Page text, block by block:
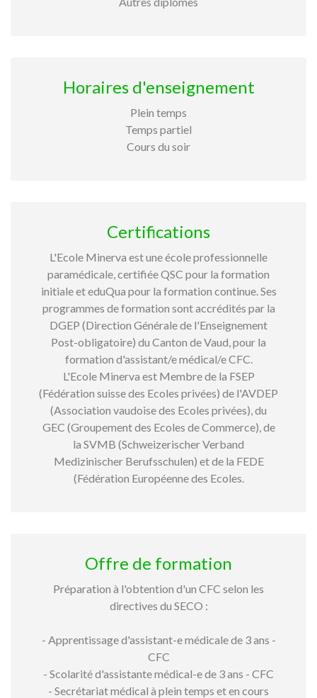
Horaires d'enseignement
Plein temps
Temps partiel
Cours du soir
Certifications
L'Ecole Minerva est une école professionnelle
paramédicale, certifiée QSC pour la formation
initiale et eduQua pour la formation continue. Ses
programmes de formation sont accrédités par la
DGEP (Direction Générale de l'Enseignement
Post-obligatoire) du Canton de Vaud, pour la
formation d'assistant/e médical/e CFC.
L'Ecole Minerva est Membre de la FSEP
(Fédération suisse des Ecoles privées) de l'AVDEP
(Association vaudoise des Ecoles privées), du
GEC (Groupement des Ecoles de Commerce), de
la SVMB (Schweizerischer Verband
Medizinischer Berufsschulen) et de la FEDE
(Fédération Européenne des Ecoles.
Offre de formation
Préparation à l'obtention d'un CFC selon les
directives du SECO :
- Apprentissage d'assistant-e médicale de 3 ans -
CFC
- Scolarité d'assistante médical-e de 3 ans - CFC
- Secrétariat médical à plein temps et en cours